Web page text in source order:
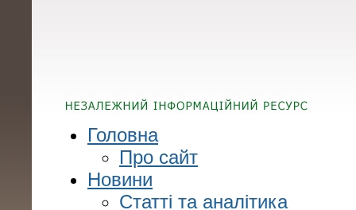
Головна
Про сайт
Новини
Статті та аналітика